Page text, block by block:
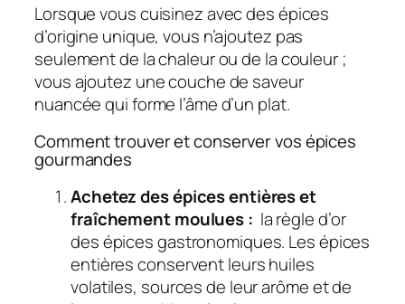
Lorsque vous cuisinez avec des épices
d’origine unique, vous n’ajoutez pas
seulement de la chaleur ou de la couleur ;
vous ajoutez une couche de saveur
nuancée qui forme l’âme d’un plat.
Comment trouver et conserver vos épices
gourmandes
Achetez des épices entières et
fraîchement moulues : la règle d’or
des épices gastronomiques. Les épices
entières conservent leurs huiles
volatiles, sources de leur arôme et de